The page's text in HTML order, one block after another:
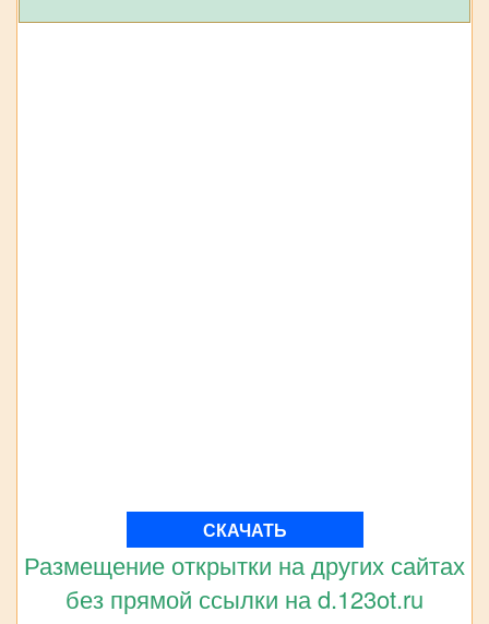
СКАЧАТЬ
Размещение открытки на других сайтах
без прямой ссылки на d.123ot.ru